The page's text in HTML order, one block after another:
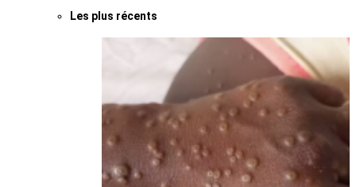
Les plus récents